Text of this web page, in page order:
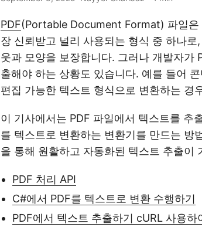
PDF(Portable Document Format) 파일은
장 신뢰받고 널리 사용되는 형식 중 하나
웃과 모양을 보장합니다. 그러나 개발자가
출해야 하는 상황도 있습니다. 예를 들어
편집 가능한 텍스트 형식으로 변환하는 경
이 기사에서는 PDF 파일에서 텍스트를 추
를 텍스트로 변환하는 변환기를 만드는 방
을 통해 원활하고 자동화된 텍스트 추출이
PDF 처리 API
C#에서 PDF를 텍스트로 변환 수행하기
PDF에서 텍스트 추출하기 cURL 사용하